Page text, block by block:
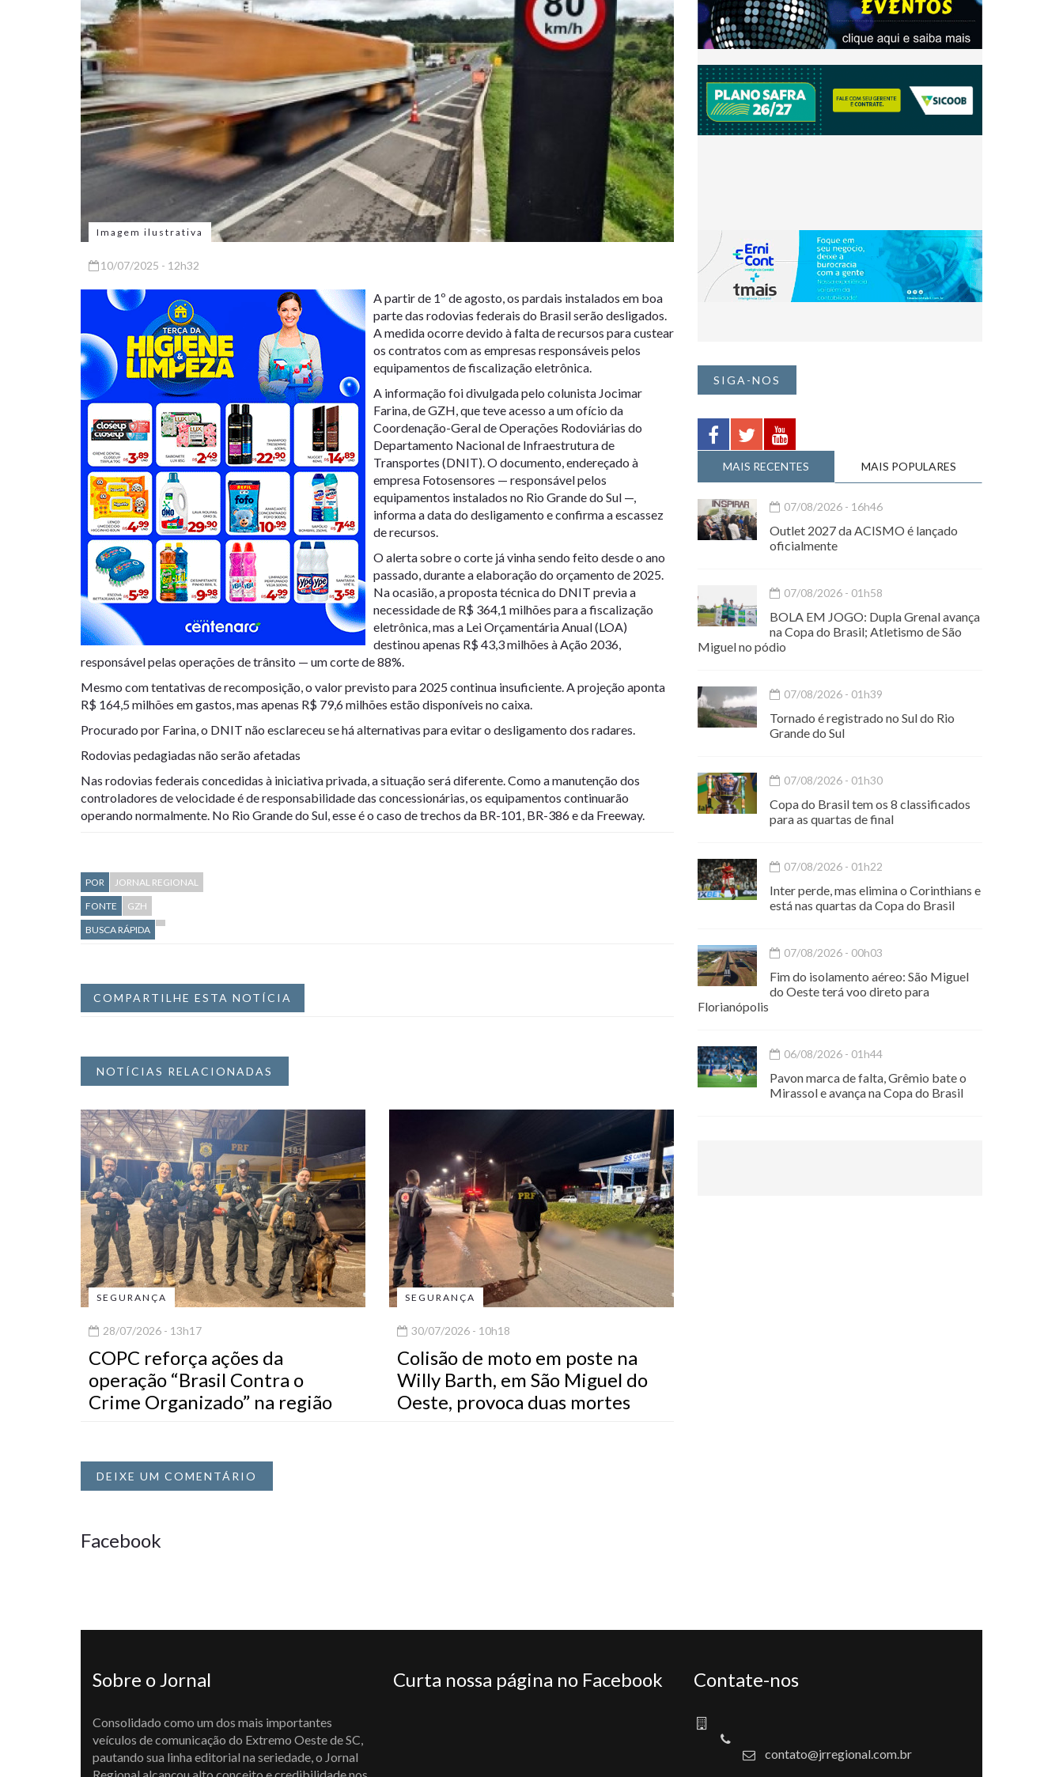
Imagem ilustrativa
10/07/2025 - 12h32
A partir de 1º de agosto, os pardais instalados em boa
parte das rodovias federais do Brasil serão desligados.
A medida ocorre devido à falta de recursos para custear
os contratos com as empresas responsáveis pelos
equipamentos de fiscalização eletrônica.
A informação foi divulgada pelo colunista Jocimar
Farina, de GZH, que teve acesso a um ofício da
Coordenação-Geral de Operações Rodoviárias do
Departamento Nacional de Infraestrutura de
Transportes (DNIT). O documento, endereçado à
empresa Fotosensores — responsável pelos
equipamentos instalados no Rio Grande do Sul —,
informa a data do desligamento e confirma a escassez
de recursos.
O alerta sobre o corte já vinha sendo feito desde o ano
passado, durante a elaboração do orçamento de 2025.
Na ocasião, a proposta técnica do DNIT previa a
necessidade de R$ 364,1 milhões para a fiscalização
eletrônica, mas a Lei Orçamentária Anual (LOA)
destinou apenas R$ 43,3 milhões à Ação 2036,
responsável pelas operações de trânsito — um corte de 88%.
Mesmo com tentativas de recomposição, o valor previsto para 2025 continua insuficiente. A projeção aponta
R$ 164,5 milhões em gastos, mas apenas R$ 79,6 milhões estão disponíveis no caixa.
Procurado por Farina, o DNIT não esclareceu se há alternativas para evitar o desligamento dos radares.
Rodovias pedagiadas não serão afetadas
Nas rodovias federais concedidas à iniciativa privada, a situação será diferente. Como a manutenção dos
controladores de velocidade é de responsabilidade das concessionárias, os equipamentos continuarão
operando normalmente. No Rio Grande do Sul, esse é o caso de trechos da BR-101, BR-386 e da Freeway.
POR
JORNAL REGIONAL
FONTE
GZH
BUSCA RÁPIDA
COMPARTILHE ESTA NOTÍCIA
NOTÍCIAS RELACIONADAS
SEGURANÇA
28/07/2026 - 13h17
COPC reforça ações da
operação “Brasil Contra o
Crime Organizado” na região
SEGURANÇA
30/07/2026 - 10h18
Colisão de moto em poste na
Willy Barth, em São Miguel do
Oeste, provoca duas mortes
DEIXE UM COMENTÁRIO
Facebook
SIGA-NOS
MAIS RECENTES MAIS POPULARES
07/08/2026 - 16h46
Outlet 2027 da ACISMO é lançado
oficialmente
07/08/2026 - 01h58
BOLA EM JOGO: Dupla Grenal avança
na Copa do Brasil; Atletismo de São
Miguel no pódio
07/08/2026 - 01h39
Tornado é registrado no Sul do Rio
Grande do Sul
07/08/2026 - 01h30
Copa do Brasil tem os 8 classificados
para as quartas de final
07/08/2026 - 01h22
Inter perde, mas elimina o Corinthians e
está nas quartas da Copa do Brasil
07/08/2026 - 00h03
Fim do isolamento aéreo: São Miguel
do Oeste terá voo direto para
Florianópolis
06/08/2026 - 01h44
Pavon marca de falta, Grêmio bate o
Mirassol e avança na Copa do Brasil
Sobre o Jornal
Consolidado como um dos mais importantes
veículos de comunicação do Extremo Oeste de SC,
pautando sua linha editorial na seriedade, o Jornal
Curta nossa página no Facebook Contate-nos
contato@jrregional.com.br